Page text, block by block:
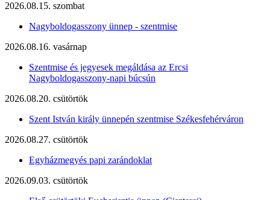
2026.08.15. szombat
Nagyboldogasszony ünnep - szentmise
2026.08.16. vasárnap
Szentmise és jegyesek megáldása az Ercsi
Nagyboldogasszony-napi búcsún
2026.08.20. csütörtök
Szent István király ünnepén szentmise Székesfehérváron
2026.08.27. csütörtök
Egyházmegyés papi zarándoklat
2026.09.03. csütörtök